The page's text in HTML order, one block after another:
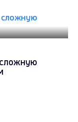
сложную